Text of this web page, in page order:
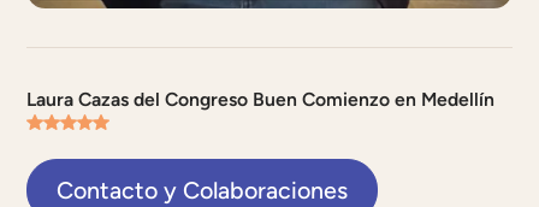
Laura Cazas del Congreso Buen Comienzo en Medellín
Contacto y Colaboraciones